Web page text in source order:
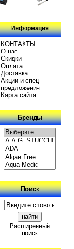
Информация
КОНТАКТЫ
О нас
Скидки
Oплатa
Доставка
Акции и спец
предложения
Карта сайта
Бренды
Поиск
Расширенный
поиск